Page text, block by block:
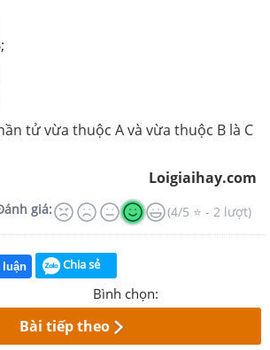
B;
B;
tử vừa thuộc A và vừa thuộc B là C
Loigiaihay.com
giá: (4/5 ⭐ - 2 lượt)
luận Chia sẻ
Bình chọn:
Bài tiếp theo